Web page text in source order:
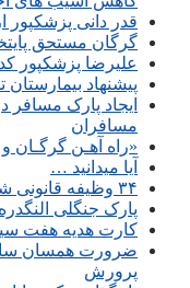
قدر دانی پزشکپور
گرگان مستحق
علیرضا پزشکپور کد ۲۱۲
پیشنهاد
ایجاد پارک
مسافران
«راه آهـن گرگـان
آیا میدانید …
۳۴ وظیفه قانونی شورای شهر
پارک جنگلی النگدره
کارت هدیه هفت
ضرورت همسان
پرورش